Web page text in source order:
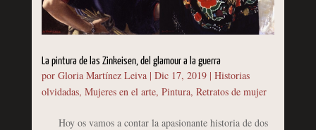
La pintura de las Zinkeisen, del glamour a la guerra
por Gloria Martínez Leiva| Dic 17, 2019| Historias
olvidadas, Mujeres en el arte, Pintura, Retratos de mujer
Hoy os vamos a contar la apasionante historia de dos